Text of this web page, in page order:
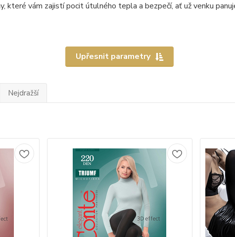
které vám zajistí pocit útulného tepla a bezpečí, ať už venku
Upřesnit parametry
Nejdražší